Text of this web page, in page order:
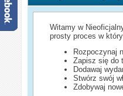
Witamy w
prosty proces w
Rozpoczynaj
Zapisz się do
Dodawaj
Stwórz swój
Zdobywaj